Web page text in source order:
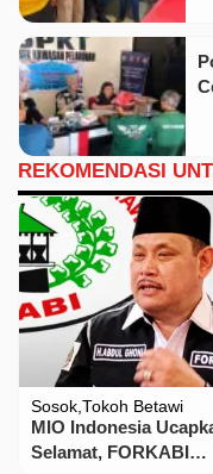
REKOMENDASI
Sosok Tokoh Betawi
MIO Indonesia
Selamat, FORKABI